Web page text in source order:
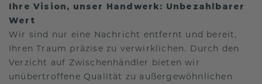
Ihre Vision, unser Handwerk: Unbezahlbarer
Wert
Wir sind nur eine Nachricht entfernt und bereit,
Ihren Traum präzise zu verwirklichen. Durch den
Verzicht auf Zwischenhändler bieten wir
unübertroffene Qualität zu außergewöhnlichen